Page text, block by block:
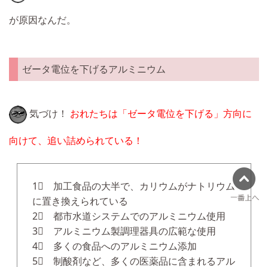
が原因なんだ。
ゼータ電位を下げるアルミニウム
気づけ！ おれたちは「ゼータ電位を下げる」方向に
向けて、追い詰められている！
1⃣ 加工食品の大半で、カリウムがナトリウム
に置き換えられている
2⃣ 都市水道システムでのアルミニウム使用
3⃣ アルミニウム製調理器具の広範な使用
4⃣ 多くの食品へのアルミニウム添加
5⃣ 制酸剤など、多くの医薬品に含まれるアル